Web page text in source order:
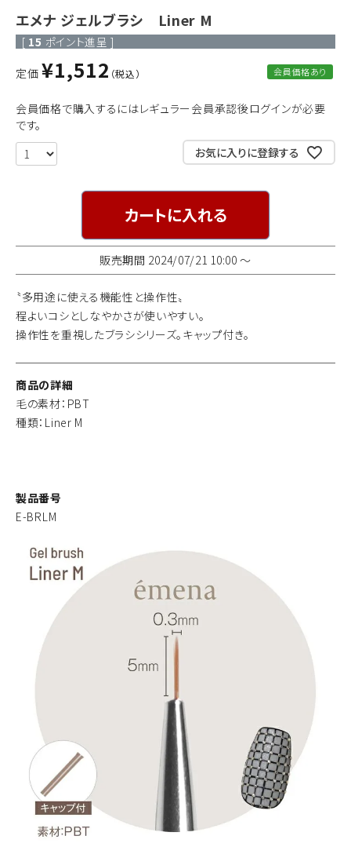
エメナ ジェルブラシ Liner M
[ 15 ポイント進呈 ]
定価 ¥1,512 会員価格あり
会員価格で購入するにはレギュラー会員承認後ログインが必要
です。
お気に入りに登録する
カートに入れる
販売期間 2024/07/21 10:00〜
〝多用途に使える機能性と操作性〟
程よいコシとしなやかさが使いやすい。
操作性を重視したブラシシリーズ。キャップ付き。
商品の詳細
毛の素材：PBT
種類：Liner M
製品番号
E-BRLM